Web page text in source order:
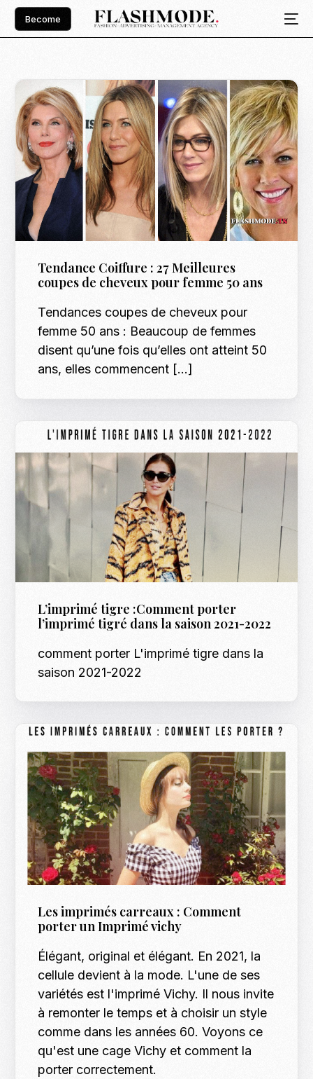
Become
Tendance Coiffure : 27 Meilleures
coupes de cheveux pour femme 50 ans
Tendances coupes de cheveux pour
femme 50 ans : Beaucoup de femmes
disent qu’une fois qu’elles ont atteint 50
ans, elles commencent […]
L’imprimé tigre :Comment porter
l’imprimé tigré dans la saison 2021-2022
comment porter L'imprimé tigre dans la
saison 2021-2022
Les imprimés carreaux : Comment
porter un Imprimé vichy
Élégant, original et élégant. En 2021, la
cellule devient à la mode. L'une de ses
variétés est l'imprimé Vichy. Il nous invite
à remonter le temps et à choisir un style
comme dans les années 60. Voyons ce
qu'est une cage Vichy et comment la
porter correctement.